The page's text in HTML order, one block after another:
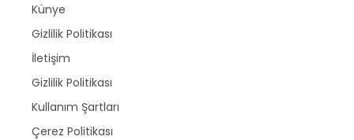
Künye
Gizlilik Politikası
İletişim
Gizlilik Politikası
Kullanım Şartları
Çerez Politikası